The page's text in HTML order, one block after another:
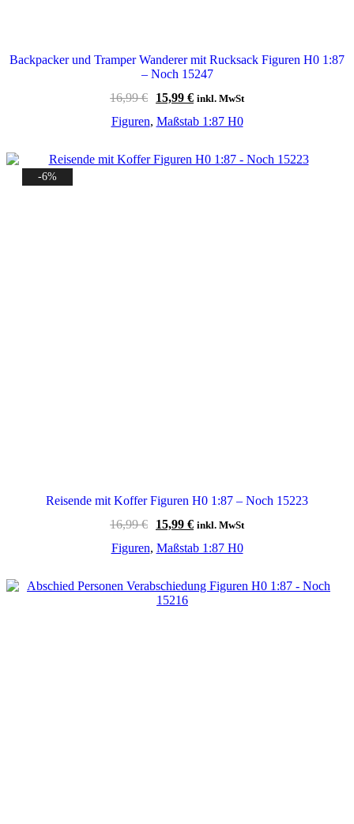
Backpacker und Tramper Wanderer mit Rucksack Figuren H0 1:87
– Noch 15247
16,99€
Ursprünglicher
war:
15,99 €Aktueller
ist:
inkl. MwSt
Figuren, Maßstab 1:87 H0
-6%
Reisende mit Koffer Figuren H0 1:87 – Noch 15223
16,99€
Ursprünglicher
war:
15,99 €Aktueller
ist:
inkl. MwSt
Figuren, Maßstab 1:87 H0